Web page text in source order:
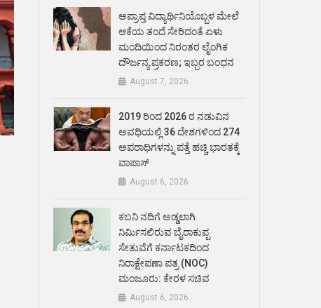
ಅಪ್ರಾಪ್ತ ವಿದ್ಯಾರ್ಥಿನಿಯೊಬ್ಬಳ ಮೇಲೆ
ಆಕೆಯ ತಂದೆ ಸೇರಿದಂತೆ ಏಳು
ಮಂದಿಯಿಂದ ನಿರಂತರ ಲೈಂಗಿಕ
ದೌರ್ಜನ್ಯ ಪ್ರಕರಣ; ಇಬ್ಬರ ಬಂಧನ
August 7, 2026
2019 ರಿಂದ 2026 ರ ನಡುವಿನ
ಅವಧಿಯಲ್ಲಿ 36 ದೇಶಗಳಿಂದ 274
ಅಪರಾಧಿಗಳನ್ನು ಪತ್ತೆ ಹಚ್ಚಿ ಭಾರತಕ್ಕೆ
ವಾಪಾಸ್
August 6, 2026
ಕಬನಿ ನದಿಗೆ ಅಡ್ಡಲಾಗಿ
ನಿರ್ಮಿಸಲಿರುವ ಬೈರಾಕುಪ್ಪ
ಸೇತುವೆಗೆ ಕರ್ನಾಟಕದಿಂದ
ನಿರಾಕ್ಷೇಪಣಾ ಪತ್ರ (NOC)
ಮಂಜೂರು: ಕೇರಳ ಸಚಿವ
August 6, 2026